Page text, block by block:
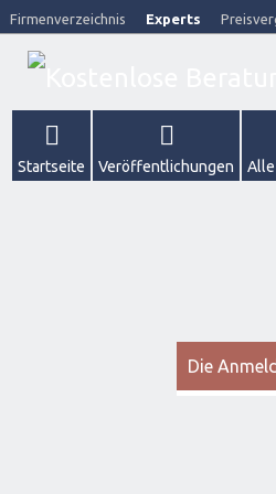
Firmenverzeichnis Experts
Startseite Veröffentlichungen
Die